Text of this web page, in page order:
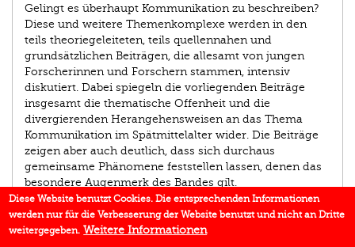
Gelingt es überhaupt Kommunikation zu beschreiben?
Diese und weitere Themenkomplexe werden in den
teils theoriegeleiteten, teils quellennahen und
grundsätzlichen Beiträgen, die allesamt von jungen
Forscherinnen und Forschern stammen, intensiv
diskutiert. Dabei spiegeln die vorliegenden Beiträge
insgesamt die thematische Offenheit und die
divergierenden Herangehensweisen an das Thema
Kommunikation im Spätmittelalter wider. Die Beiträge
zeigen aber auch deutlich, dass sich durchaus
gemeinsame Phänomene feststellen lassen, denen das
besondere Augenmerk des Bandes gilt.
AUTOR/IN
Diese Website benutzt Cookies. Die entsprechenden Informationen
werden nur für die Verbesserung der Website benutzt und nicht an Dritte
weitergegeben. Weitere Informationen